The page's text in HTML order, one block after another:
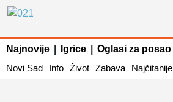
Najnovije Igrice Oglasi za posao
Novi Sad
Info Život Zabava Najčitanije